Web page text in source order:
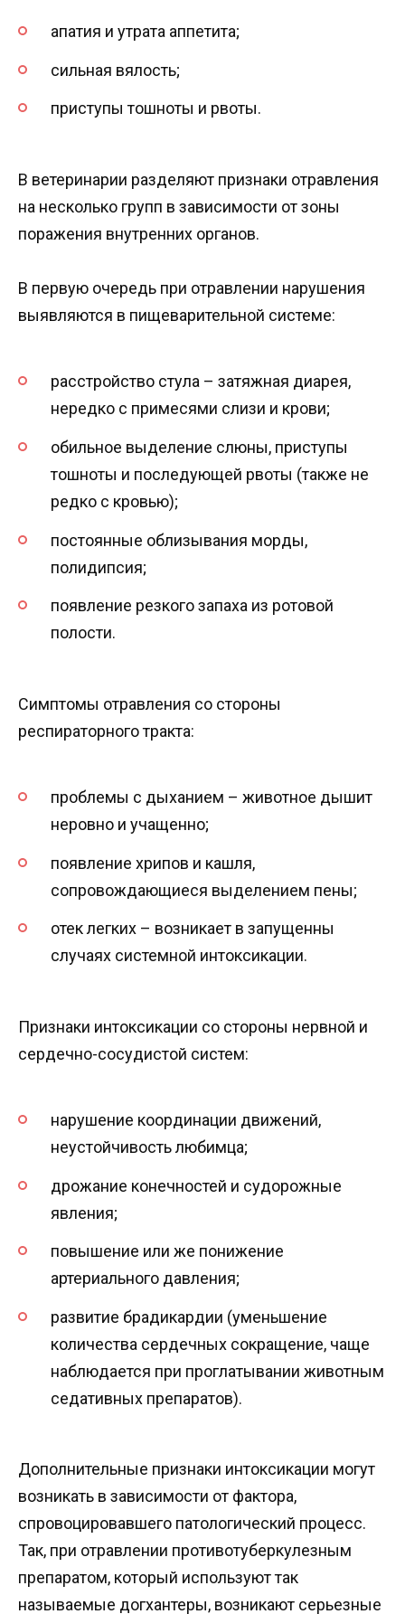
апатия и утрата аппетита;
сильная вялость;
приступы тошноты и рвоты.
В ветеринарии разделяют признаки отравления
на несколько групп в зависимости от зоны
поражения внутренних органов.
В первую очередь при отравлении нарушения
выявляются в пищеварительной системе:
расстройство стула – затяжная диарея,
нередко с примесями слизи и крови;
обильное выделение слюны, приступы
тошноты и последующей рвоты (также не
редко с кровью);
постоянные облизывания морды,
полидипсия;
появление резкого запаха из ротовой
полости.
Симптомы отравления со стороны
респираторного тракта:
проблемы с дыханием – животное дышит
неровно и учащенно;
появление хрипов и кашля,
сопровождающиеся выделением пены;
отек легких – возникает в запущенны
случаях системной интоксикации.
Признаки интоксикации со стороны нервной и
сердечно-сосудистой систем:
нарушение координации движений,
неустойчивость любимца;
дрожание конечностей и судорожные
явления;
повышение или же понижение
артериального давления;
развитие брадикардии (уменьшение
количества сердечных сокращение, чаще
наблюдается при проглатывании животным
седативных препаратов).
Дополнительные признаки интоксикации могут
возникать в зависимости от фактора,
спровоцировавшего патологический процесс.
Так, при отравлении противотуберкулезным
препаратом, который используют так
называемые догхантеры, возникают серьезные